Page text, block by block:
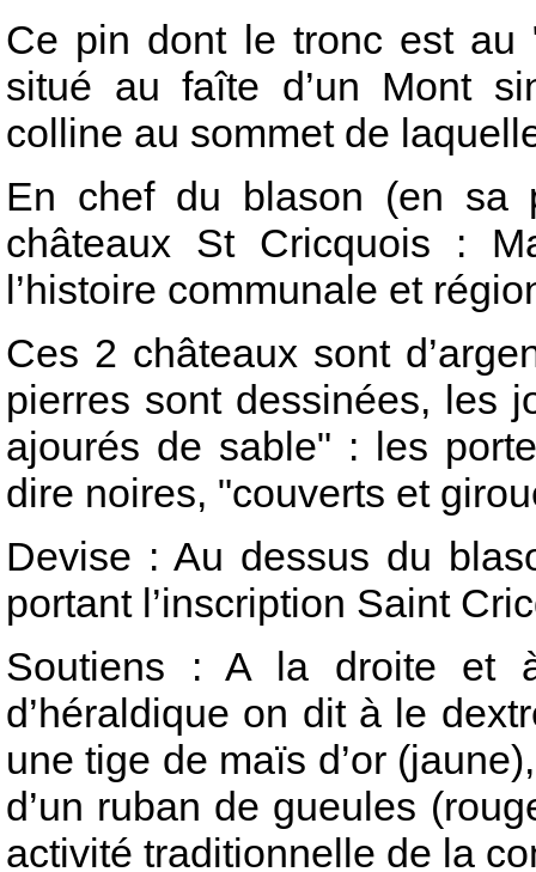
Ce pin dont le tronc est au
situé au faîte d’un Mont
colline au sommet de
En chef du blason (en sa
châteaux St Cricquois :
l’histoire communale et
Ces 2 châteaux sont
pierres sont dessinées, les
ajourés de sable" : les
dire noires, "couverts et
Devise : Au dessus du
portant l’inscription Saint
Soutiens : A la droite et
d’héraldique on dit à le
une tige de maïs d’or
d’un ruban de gueules
activité traditionnelle de la